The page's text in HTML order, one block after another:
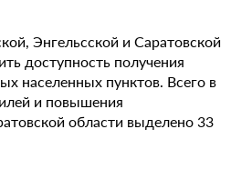
Энгельсской и Саратовской
доступность получения
населенных пунктов. Всего в
и повышения
области выделено 33